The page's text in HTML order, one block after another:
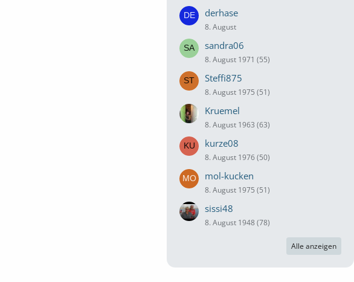
derhase
8. August
sandra06
8. August 1971 (55)
Steffi875
8. August 1975 (51)
Kruemel
8. August 1963 (63)
kurze08
8. August 1976 (50)
mol-kucken
8. August 1975 (51)
sissi48
8. August 1948 (78)
Alle anzeigen